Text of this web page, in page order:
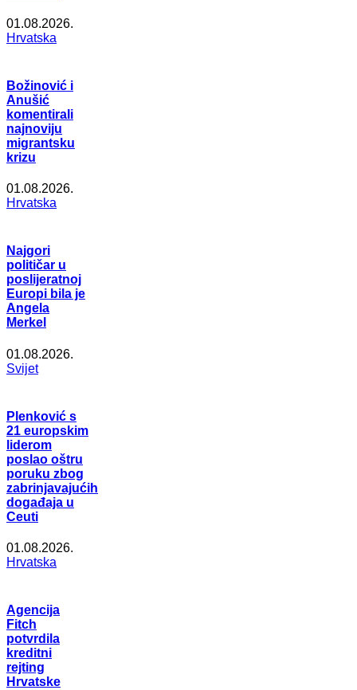
01.08.2026.
Hrvatska
Božinović i
Anušić
komentirali
najnoviju
migrantsku
krizu
01.08.2026.
Hrvatska
Najgori
političar u
poslijeratnoj
Europi bila je
Angela
Merkel
01.08.2026.
Svijet
Plenković s
21 europskim
liderom
poslao oštru
poruku zbog
zabrinjavajućih
događaja u
Ceuti
01.08.2026.
Hrvatska
Agencija
Fitch
potvrdila
kreditni
rejting
Hrvatske